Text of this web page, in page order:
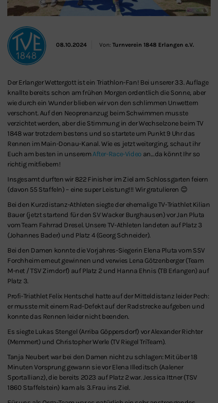
08.10.2024 Von: Turnverein 1848 Erlangen e.V.
Der Erlanger Wettergott ist ein Triathlon-Fan! Bei unserer 33. Auflage
knallte bereits schon am frühen Morgen ordentlich die Sonne, aber
wie durch ein Wunder blieben wir von den schlimmen Unwettern
verschont. Auf den Neoprenanzug beim Schwimmen musste
verzichtet werden, aber die Stimmung in der Wechselzone beim TV
1848 war trotzdem bestens und so startete um Punkt 9 Uhr das
Rennen im Main-Donau-Kanal. Wie es jetzt weiterging, schaut ihr
Euch am besten in unseremAfter-Race-Video an...da könnt Ihr so
richtig mitfiebern!
Insgesamt durften wir 822 Finisher im Ziel am Schlossgarten feiern
(davon 55 Staffeln) – eine super Leistung!!! Wir gratulieren 😊
Bei den Kurzdistanz-Athleten siegte der ehemalige TV-Triathlet Kilian
Bauer (jetzt startend für den SV Wacker Burghausen) vor Jan Pluta
vom Team Fahrrad Dresel. Unsere TV-Athleten landeten auf Platz 3
(Johannes Bader) und Platz 4 (Georg Schneider).
Bei den Damen konnte die Vorjahres-Siegerin Elena Pluta vom SSV
Forchheim erneut gewinnen und verwies Lena Götzenberger (Team
M-net / TSV Zirndorf) auf Platz 2 und Hanna Ehnis (TB Erlangen) auf
Platz 3.
Profi-Triathlet Felix Hentschel hatte auf der Mitteldistanz leider Pech:
er musste mit einem Rad-Defekt auf der Radstrecke aufgeben und
konnte das Rennen leider nicht beenden.
Es siegte Lukas Stengel (Arriba Göppersdorf) vor Alexander Richter
(Memmert) und Christopher Werle (TV Riegel TriTeam).
Tanja Neubert war bei den Damen nicht zu schlagen: Mit über 18
Minuten Vorsprung gewann sie vor Elena Illeditsch (Aalener
Sportallianz), die bereits 2023 auf Platz 2 war. Jessica Ittner (TSV
1860 Staffelstein) kam als 3.Frau ins Ziel.